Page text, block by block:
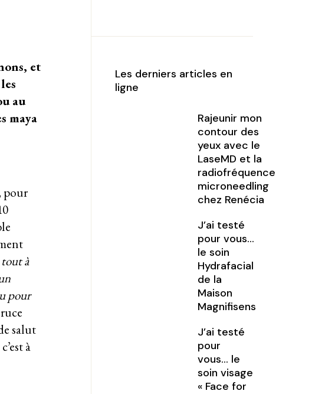
et
au
maya
pour
tout à
pour
salut
à
Les derniers articles en
ligne
Rajeunir mon
contour des
yeux avec le
LaseMD et la
radiofréquence
microneedling
chez Renécia
J’ai testé
pour vous…
le soin
Hydrafacial
de la
Maison
Magnifisens
J’ai testé
pour
vous… le
soin visage
« Face for